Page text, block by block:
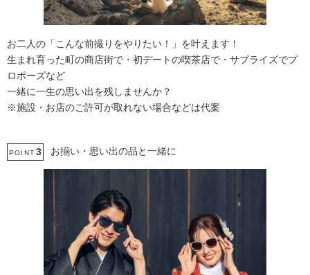
お二人の「こんな前撮りをやりたい！」を叶えます！
生まれ育った町の商店街で・初デートの喫茶店で・サプライズでプ
ロポーズなど
一緒に一生の思い出を残しませんか？
※施設・お店のご許可が取れない場合などは代案
POINT 3 お揃い・思い出の品と一緒に